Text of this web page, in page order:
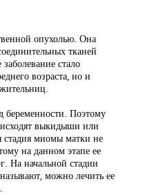
опухолью. Она
тканей
стало
возраста, но и
беременности. Поэтому
выкидыши или
стадия миомы матки не
на данном этапе ее
На начальной стадии
можно лечить ее